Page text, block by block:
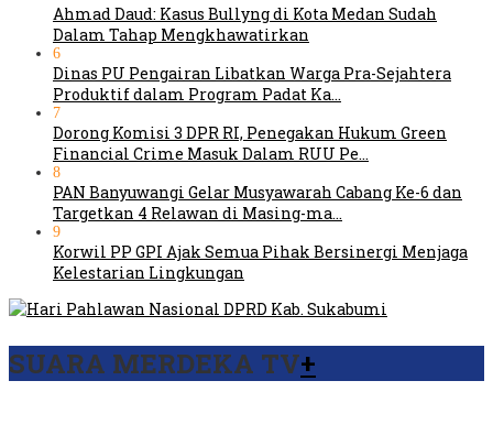
Ahmad Daud: Kasus Bullyng di Kota Medan Sudah
Dalam Tahap Mengkhawatirkan
6
Dinas PU Pengairan Libatkan Warga Pra-Sejahtera
Produktif dalam Program Padat Ka…
7
Dorong Komisi 3 DPR RI, Penegakan Hukum Green
Financial Crime Masuk Dalam RUU Pe…
8
PAN Banyuwangi Gelar Musyawarah Cabang Ke-6 dan
Targetkan 4 Relawan di Masing-ma…
9
Korwil PP GPI Ajak Semua Pihak Bersinergi Menjaga
Kelestarian Lingkungan
SUARA MERDEKA TV+